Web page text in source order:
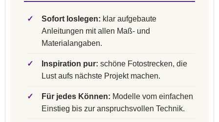
✓ Sofort loslegen: klar aufgebaute
Anleitungen mit allen Maß- und
Materialangaben.
✓ Inspiration pur: schöne Fotostrecken, die
Lust aufs nächste Projekt machen.
✓ Für jedes Können: Modelle vom einfachen
Einstieg bis zur anspruchsvollen Technik.